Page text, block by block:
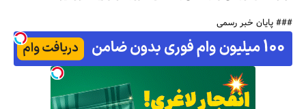
### پایان خبر رسمی